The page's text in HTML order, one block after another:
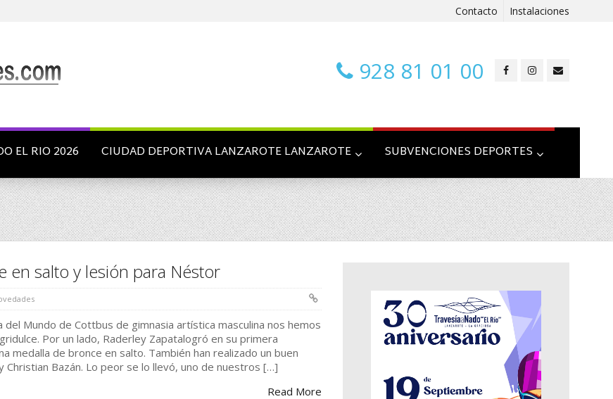
Contacto Instalaciones
928 81 01 00
EL RIO 2026 CIUDAD DEPORTIVA LANZAROTE LANZAROTE SUBVENCIONES DEPORTES
en salto y lesión para Néstor
del Mundo de Cottbus de gimnasia artística masculina nos hemos
Por un lado, Raderley Zapatalogró en su primera
medalla de bronce en salto. También han realizado un buen
Christian Bazán. Lo peor se lo llevó, uno de nuestros […]
Read More